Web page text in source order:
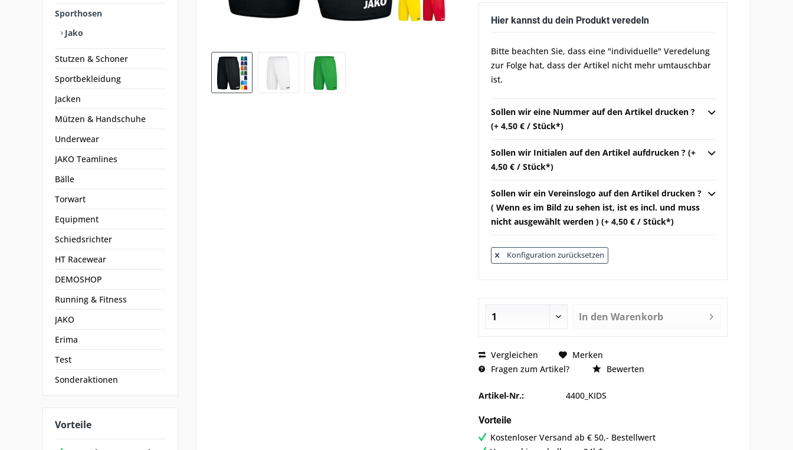
Sporthosen
Jako
Stutzen & Schoner
Sportbekleidung
Jacken
Mützen & Handschuhe
Underwear
JAKO Teamlines
Bälle
Torwart
Equipment
Schiedsrichter
HT Racewear
DEMOSHOP
Running & Fitness
JAKO
Erima
Test
Sonderaktionen
Vorteile
Hier kannst du dein Produkt veredeln
Bitte beachten Sie, dass eine "individuelle" Veredelung
zur Folge hat, dass der Artikel nicht mehr umtauschbar
ist.
Sollen wir eine Nummer auf den Artikel drucken ?
(+ 4,50 € / Stück*)
Sollen wir Initialen auf den Artikel aufdrucken ? (+
4,50 € / Stück*)
Sollen wir ein Vereinslogo auf den Artikel drucken ?
( Wenn es im Bild zu sehen ist, ist es incl. und muss
nicht ausgewählt werden ) (+ 4,50 € / Stück*)
Konfiguration zurücksetzen
In den Warenkorb
Vergleichen
Merken
Fragen zum Artikel?
Bewerten
Artikel-Nr.: 4400_KIDS
Vorteile
Kostenloser Versand ab € 50,- Bestellwert